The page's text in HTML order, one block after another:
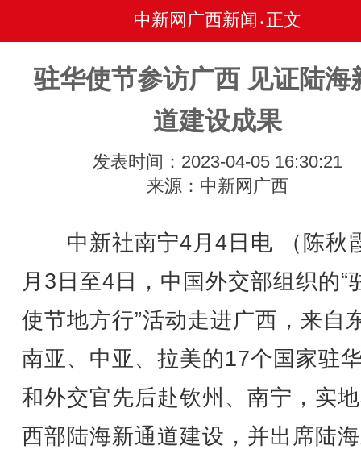
中新网广西新闻 • 正文
驻华使节参访广西 见证陆海
道建设成果
发表时间：2023-04-05 16:30:21
来源：中新网广西
中新社南宁4月4日电 （陈秋
月3日至4日，中国外交部组织的“
使节地方行”活动走进广西，来自
南亚、中亚、拉美的17个国家驻
和外交官先后赴钦州、南宁，实
西部陆海新通道建设，并出席陆